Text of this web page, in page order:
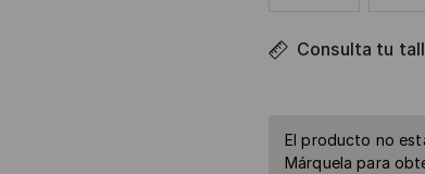
Consulta tu
El producto no
Márquela para